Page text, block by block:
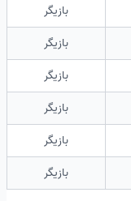
بازیگر
بازیگر
بازیگر
بازیگر
بازیگر
بازیگر